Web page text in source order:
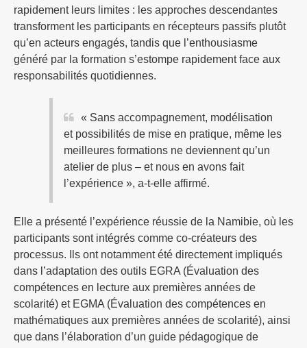
rapidement leurs limites : les approches descendantes
transforment les participants en récepteurs passifs plutôt
qu’en acteurs engagés, tandis que l’enthousiasme
généré par la formation s’estompe rapidement face aux
responsabilités quotidiennes.
« Sans accompagnement, modélisation
et possibilités de mise en pratique, même les
meilleures formations ne deviennent qu’un
atelier de plus – et nous en avons fait
l’expérience », a-t-elle affirmé.
Elle a présenté l’expérience réussie de la Namibie, où les
participants sont intégrés comme co-créateurs des
processus. Ils ont notamment été directement impliqués
dans l’adaptation des outils EGRA (Évaluation des
compétences en lecture aux premières années de
scolarité) et EGMA (Évaluation des compétences en
mathématiques aux premières années de scolarité), ainsi
que dans l’élaboration d’un guide pédagogique de